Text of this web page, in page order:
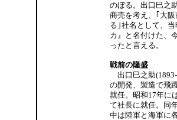
のぼる。出口巳之
商売を考え、｢大
る｣社名として、
カ』と名付けた、
ったと言える。
戦前の隆盛
出口巳之助
の開発、製造で飛
就任。昭和17年に
て社長に就任。同
中は陸軍と海軍に